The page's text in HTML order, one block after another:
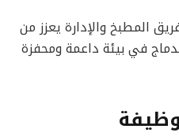
المطبخ والإدارة يعزز من
في بيئة داعمة ومحفزة